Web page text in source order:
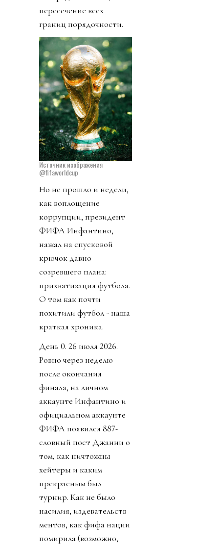
пересечение всех
границ порядочности.
Источник изображения
@fifaworldcup
Но не прошло и недели,
как воплощение
коррупции, президент
ФИФА Инфантино,
нажал на спусковой
крючок давно
созревшего плана:
прихватизация футбола.
О том как почти
похитили футбол - наша
краткая хроника.
День 0. 26 июля 2026.
Ровно через неделю
после окончания
финала, на личном
аккаунте Инфантино и
официальном аккаунте
ФИФА появился 887-
словный пост Джанни о
том, как ничтожны
хейтеры и каким
прекрасным был
турнир. Как не было
насилия, издевательств
ментов, как фифа нации
помирила (возможно,